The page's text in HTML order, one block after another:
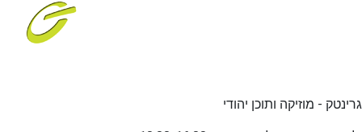
גרינטק - מוזיקה ותוכן יהודי